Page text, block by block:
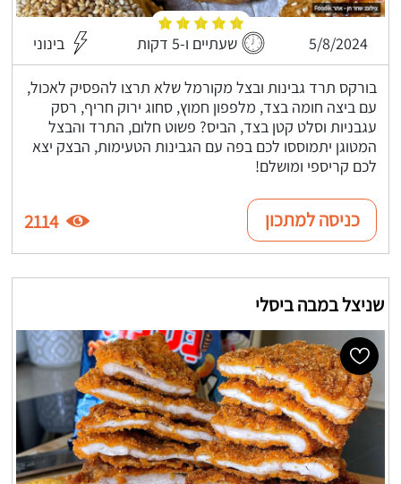
5/8/2024 שעתיים ו-5 דקות בינוני
בורקס תרד גבינות ובצל מקורמל שלא תרצו להפסיק לאכול,
עם ביצה חומה בצד, מלפפון חמוץ, סחוג ירוק חריף, רסק
עגבניות וסלט קטן בצד, הביס? פשוט חלום, התרד והבצל
המטוגן יתמוססו לכם בפה עם הגבינות הטעימות, הבצק יצא
לכם קריספי ומושלם!
כניסה למתכון 2114
שניצל במבה ביסלי